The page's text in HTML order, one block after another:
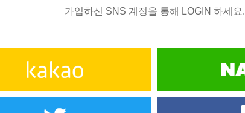
가입하신 SNS 계정을 통해 LOGIN 하세요.